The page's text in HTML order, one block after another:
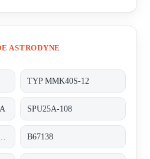
ASTRODYNE
TYP MMK40S-12
SPU25A-108
B67138